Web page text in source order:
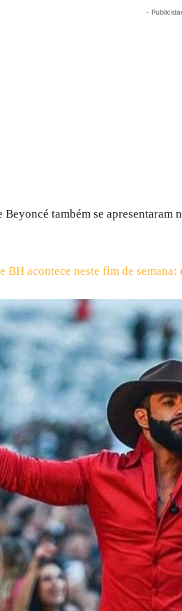
-
também se
BH acontece neste fim de semana: